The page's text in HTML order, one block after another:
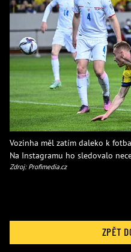
Vozinha měl zatím daleko k
Na Instagramu ho sledovalo
Zdroj: Profimedia.cz
ZPĚT